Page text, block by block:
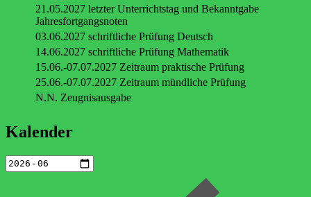
21.05.2027 letzter Unterrichtstag und Bekanntgabe
Jahresfortgangsnoten
03.06.2027 schriftliche Prüfung Deutsch
14.06.2027 schriftliche Prüfung Mathematik
15.06.-07.07.2027 Zeitraum praktische Prüfung
25.06.-07.07.2027 Zeitraum mündliche Prüfung
N.N. Zeugnisausgabe
Kalender